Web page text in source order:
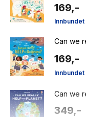
169,-
Innbundet
Can we
169,-
Innbundet
Can we
349,-